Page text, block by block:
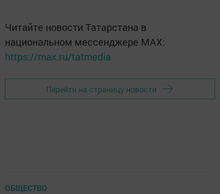
Читайте новости Татарстана в
национальном мессенджере MАХ:
https://max.ru/tatmedia
Перейти на страницу новости
ОБЩЕСТВО